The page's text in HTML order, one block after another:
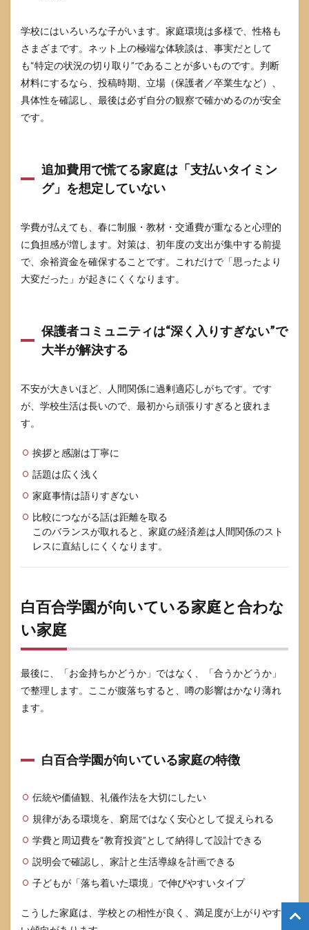
学校にはいろいろな子がいます。家庭環境は多様で、性格も
さまざまです。ネット上の極端な体験談は、事実だとして
も“特定の状況の切り取り”であることが多いものです。判断
材料にするなら、投稿時期、立場（保護者／卒業生など）、
具体性を確認し、最後は必ず自分の観察で確かめるのが安全
です。
追加費用で慌てる家庭は「支払いタイミン
グ」を想定していない
学費が払えても、春に制服・教材・交通費が重なると心理的
に負担感が増します。対策は、初年度の支出が集中する前提
で、余裕資金を確保することです。これだけで「思ったより
大変だった」が起きにくくなります。
保護者コミュニティは“深く入りすぎない”で
大半が解決する
不安が大きいほど、人間関係に過剰適応しがちです。です
が、学校生活は長いので、最初から頑張りすぎると疲れま
す。
挨拶と感謝は丁寧に
話題は広く浅く
家庭事情は語りすぎない
比較につながる話は距離を取る
このバランスが取れると、家庭の経済差は人間関係のスト
レスに直結しにくくなります。
白百合学園が向いている家庭と合わな
い家庭
最後に、「お金持ちかどうか」ではなく、「合うかどうか」
で整理します。ここが腹落ちすると、噂の影響はかなり薄れ
ます。
白百合学園が向いている家庭の特徴
伝統や価値観、礼儀作法を大切にしたい
規律がある環境を、窮屈ではなく安心として捉えられる
学費と周辺費を“教育投資”として納得して設計できる
説明会で確認し、家計と生活導線を計画できる
子どもが「落ち着いた環境」で伸びやすいタイプ
こうした家庭は、学校との相性が良く、満足度が上がりやす